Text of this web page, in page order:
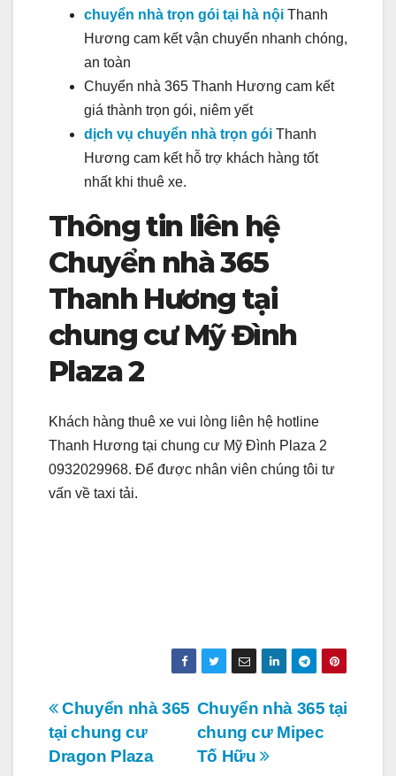
chuyển nhà trọn gói tại hà nội Thanh
Hương cam kết vận chuyển nhanh chóng,
an toàn
Chuyển nhà 365 Thanh Hương cam kết
giá thành trọn gói, niêm yết
dịch vụ chuyển nhà trọn gói Thanh
Hương cam kết hỗ trợ khách hàng tốt
nhất khi thuê xe.
Thông tin liên hệ
Chuyển nhà 365
Thanh Hương tại
chung cư Mỹ Đình
Plaza 2
Khách hàng thuê xe vui lòng liên hệ hotline
Thanh Hương tại chung cư Mỹ Đình Plaza 2
0932029968. Để được nhân viên chúng tôi tư
vấn về taxi tải.
Điều
hướng
Chuyển nhà 365 tại
chung cư Mipec
Tố Hữu
Chuyển nhà 365
tại chung cư
Dragon Plaza